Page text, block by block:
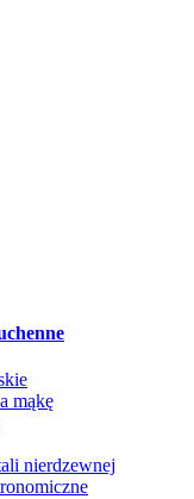
mąkę
nierdzewnej